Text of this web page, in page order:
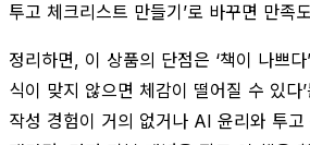
투고 체크리스트 만들기’로 바꾸면 만족
정리하면, 이 상품의 단점은 ‘책이 나쁘
식이 맞지 않으면 체감이 떨어질 수 있다
작성 경험이 거의 없거나 AI 윤리와 투